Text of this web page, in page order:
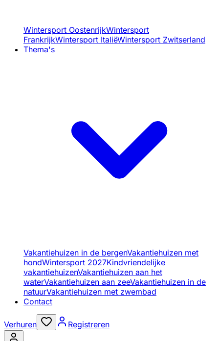
Wintersport OostenrijkWintersport
FrankrijkWintersport ItaliëWintersport Zwitserland
Thema's
Vakantiehuizen in de bergenVakantiehuizen met
hondWintersport 2027Kindvriendelijke
vakantiehuizenVakantiehuizen aan het
waterVakantiehuizen aan zeeVakantiehuizen in de
natuurVakantiehuizen met zwembad
Contact
Verhuren Registreren